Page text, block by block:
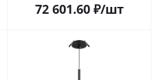
72 601.60₽/шт